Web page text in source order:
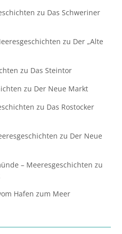
zu Das Schweriner
zu Der „Alte
zu Das Steintor
zu Der Neue Markt
zu Das Rostocker
zu Der Neue
– Meeresgeschichten zu
Hafen zum Meer